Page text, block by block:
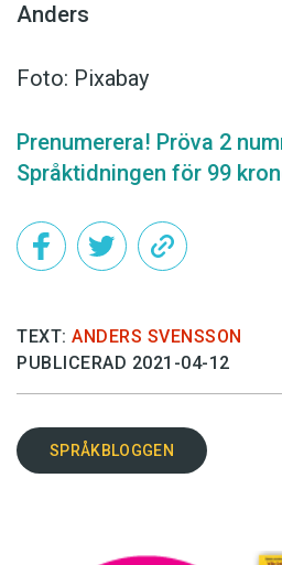
Anders
Foto: Pixabay
Prenumerera! Pröva 2
Språktidningen för 99
TEXT: ANDERS SVENSSON
PUBLICERAD 2021-04-12
SPRÅKBLOGGEN